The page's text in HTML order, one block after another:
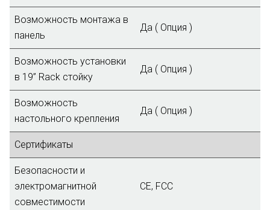
Возможность монтажа в
панель
Да ( Опция )
Возможность установки
в 19” Rack стойку
Да ( Опция )
Возможность
настольного крепления
Да ( Опция )
Сертификаты
Безопасности и
электромагнитной
совместимости
CE, FCC